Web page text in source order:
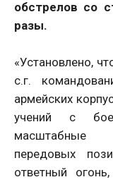
обстрелов со
разы.
«Установлено,
с.г.
армейских
учений с
масштабные
передовых
ответный